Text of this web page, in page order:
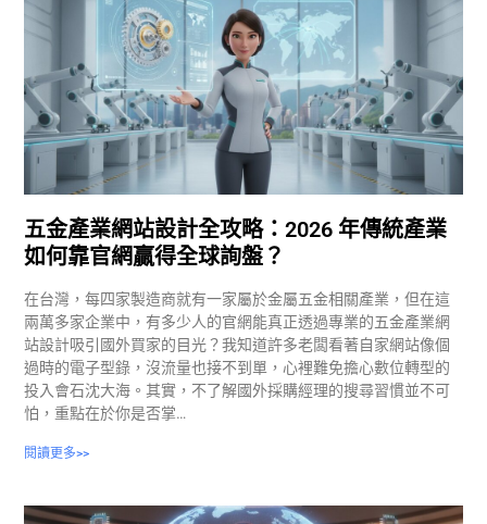
五金產業網站設計全攻略：2026 年傳統產業
如何靠官網贏得全球詢盤？
在台灣，每四家製造商就有一家屬於金屬五金相關產業，但在這
兩萬多家企業中，有多少人的官網能真正透過專業的五金產業網
站設計吸引國外買家的目光？我知道許多老闆看著自家網站像個
過時的電子型錄，沒流量也接不到單，心裡難免擔心數位轉型的
投入會石沈大海。其實，不了解國外採購經理的搜尋習慣並不可
怕，重點在於你是否掌…
閱讀更多>>